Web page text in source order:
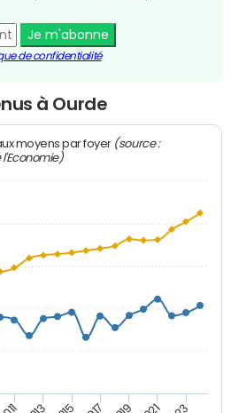
Je m'abonne
de confidentialité
à Ourde
moyens par foyer (source :